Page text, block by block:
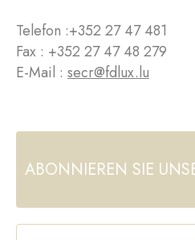
Telefon :+352 27 47 481
Fax : +352 27 47 48 279
E-Mail : secr@fdlux.lu
ABONNIEREN SIE